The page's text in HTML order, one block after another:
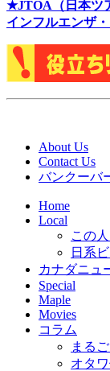
★JTOA（日本ツ
インフルエンザ
About Us
Contact Us
バンクーバ
Home
Local
この
日系
カナダニュ
Special
Maple
Movies
コラム
まる
オタ